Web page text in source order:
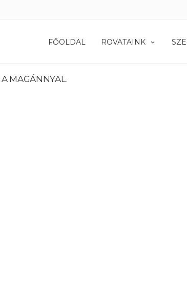
FŐOLDAL ROVATAINK
MAGÁNNYAL.